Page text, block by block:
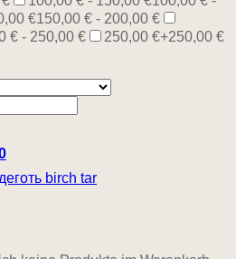
€150,00 € - 200,00 €
€ - 250,00 € 250,00 €+250,00 €